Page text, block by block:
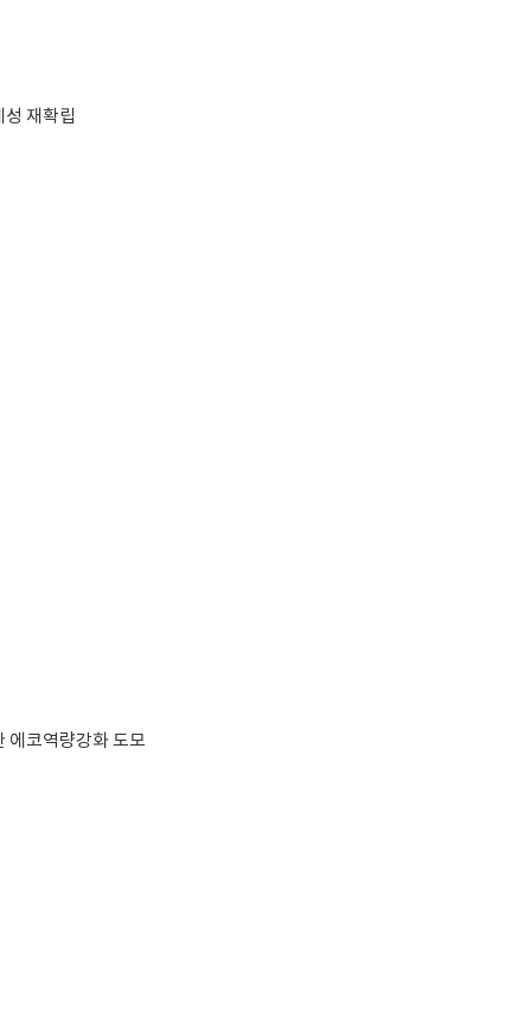
재확립
에코역량강화 도모